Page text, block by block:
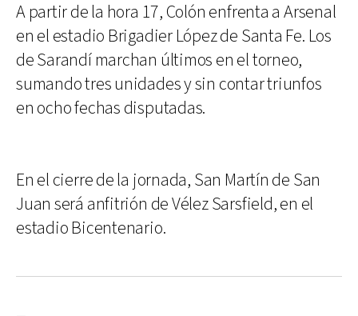
A partir de la hora 17, Colón enfrenta a Arsenal
en el estadio Brigadier López de Santa Fe. Los
de Sarandí marchan últimos en el torneo,
sumando tres unidades y sin contar triunfos
en ocho fechas disputadas.
En el cierre de la jornada, San Martín de San
Juan será anfitrión de Vélez Sarsfield, en el
estadio Bicentenario.